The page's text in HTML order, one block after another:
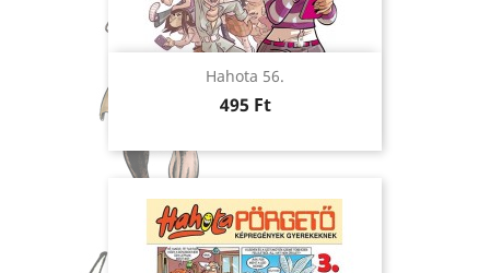
Hahota 56.
Ár
495 Ft